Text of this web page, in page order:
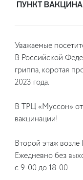
ПУНКТ
Уважаемые
В Российской
гриппа, коротая
2023 года.
В ТРЦ «Муссон»
вакцинации!
Второй этаж возле
Ежедневно без
с 9-00 до 18-00